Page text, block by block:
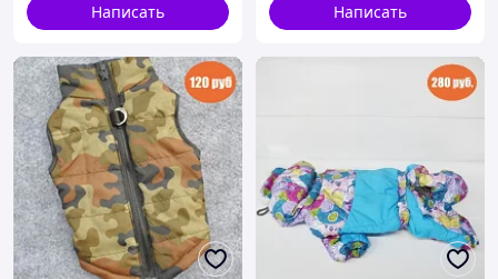
Написать Написать